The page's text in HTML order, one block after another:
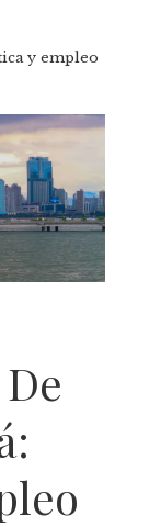
y empleo